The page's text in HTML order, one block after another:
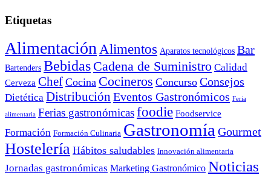
Etiquetas
Alimentación Alimentos Aparatos tecnológicos Bar
Bartenders Bebidas Cadena de Suministro Calidad
Cerveza Chef Cocina Cocineros Concurso Consejos
Dietética Distribución Eventos Gastronómicos Feria
alimentaria Ferias gastronómicasfoodie Foodservice
Formación Formación Culinaria Gastronomía Gourmet
Hostelería Hábitos saludables Innovación alimentaria
Jornadas gastronómicas Marketing Gastronómico Noticias